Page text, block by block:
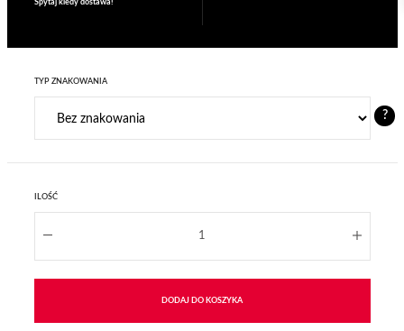
Spytaj kiedy dostawa!
TYP ZNAKOWANIA
?
ILOŚĆ
DODAJ DO KOSZYKA